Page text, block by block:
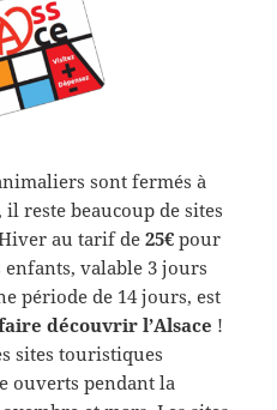
sont fermés à
reste beaucoup de sites
Hiver au tarif de25€ pour
valable 3 jours
période de 14 jours, est
découvrir l’Alsace !
sites touristiques
ouverts pendant la